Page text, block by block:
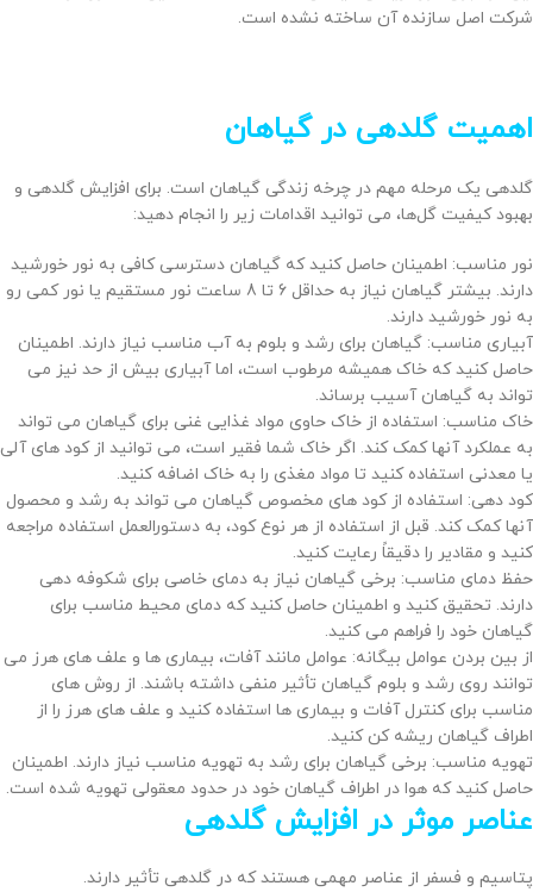
شرکت اصل سازنده آن ساخته نشده است.
اهمیت گلدهی در گیاهان
گلدهی یک مرحله مهم در چرخه زندگی گیاهان است. برای افزایش گلدهی و
بهبود کیفیت گل‌ها، می‌ توانید اقدامات زیر را انجام دهید:
نور مناسب: اطمینان حاصل کنید که گیاهان دسترسی کافی به نور خورشید
دارند. بیشتر گیاهان نیاز به حداقل 6 تا 8 ساعت نور مستقیم یا نور کمی رو
به نور خورشید دارند.
آبیاری مناسب: گیاهان برای رشد و بلوم به آب مناسب نیاز دارند. اطمینان
حاصل کنید که خاک همیشه مرطوب است، اما آبیاری بیش از حد نیز می‌
تواند به گیاهان آسیب برساند.
خاک مناسب: استفاده از خاک حاوی مواد غذایی غنی برای گیاهان می‌ تواند
به عملکرد آنها کمک کند. اگر خاک شما فقیر است، می‌ توانید از کود های آلی
یا معدنی استفاده کنید تا مواد مغذی را به خاک اضافه کنید.
کود دهی: استفاده از کود های مخصوص گیاهان می‌ تواند به رشد و محصول
آنها کمک کند. قبل از استفاده از هر نوع کود، به دستورالعمل استفاده مراجعه
کنید و مقادیر را دقیقاً رعایت کنید.
حفظ دمای مناسب: برخی گیاهان نیاز به دمای خاصی برای شکوفه دهی
دارند. تحقیق کنید و اطمینان حاصل کنید که دمای محیط مناسب برای
گیاهان خود را فراهم می‌ کنید.
از بین بردن عوامل بیگانه: عوامل مانند آفات، بیماری‌ ها و علف‌ های هرز می‌
توانند روی رشد و بلوم گیاهان تأثیر منفی داشته باشند. از روش‌ های
مناسب برای کنترل آفات و بیماری‌ ها استفاده کنید و علف‌ های هرز را از
اطراف گیاهان ریشه کن کنید.
تهویه مناسب: برخی گیاهان برای رشد به تهویه مناسب نیاز دارند. اطمینان
حاصل کنید که هوا در اطراف گیاهان خود در حدود معقولی تهویه شده است.
عناصر موثر در افزایش گلدهی
پتاسیم و فسفر از عناصر مهمی هستند که در گلدهی تأثیر دارند.